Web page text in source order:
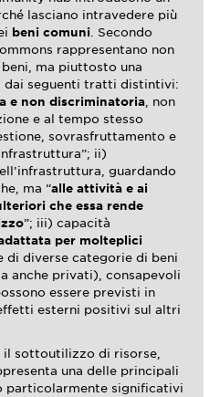
lasciano intravedere più
beni comuni . Secondo
rappresentano non
ma piuttosto una
seguenti tratti distintivi:
e non discriminatoria , non
e al tempo stesso
sovrasfruttamento e
ii)
guardando
ma “alle attività e ai
che essa rende
”; iii) capacità
per molteplici
di diverse categorie di beni
anche privati), consapevoli
essere previsti in
esterni positivi sul altri
il sottoutilizzo di risorse,
una delle principali
particolarmente significativi